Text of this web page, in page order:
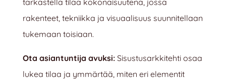
tarkastella tilaa kokonaisuutena, jossa
rakenteet, tekniikka ja visuaalisuus suunnitellaan
tukemaan toisiaan.
Ota asiantuntija avuksi:Sisustusarkkitehti osaa
lukea tilaa ja ymmärtää, miten eri elementit